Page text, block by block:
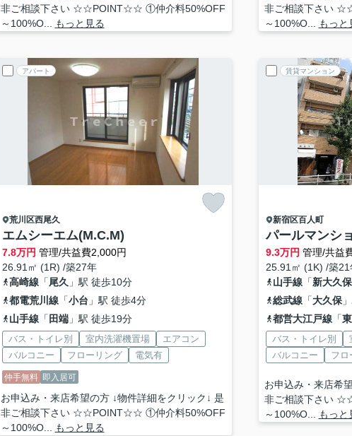
非ご相談下さい ☆☆POINT☆☆ ①仲介料50%OFF
～100%O...
もっと見る
非ご相談下さい
～100%O...
もっと
アパート
荒川区西尾久
エムシーエム(M.C.M)
7.8万円 管理/共益費2,000円
26.91㎡ (1R) /築27年
高崎線「尾久 」駅 徒歩10分
都電荒川線「小台 」駅 徒歩4分
山手線「 田端」駅 徒歩19分
バス・トイレ別 室内洗濯機置場
エアコン
バルコニー
フローリング 電気有
仲手無料 即入居可
お申込み・来店希望の方 ↓物件詳細をクリック↓ 是
非ご相談下さい ☆☆POINT☆☆ ①仲介料50%OFF
～100%O...
もっと見る
賃貸マンション
新宿区百人町
パールマンシ
9.3万円 管理/共益
25.91㎡ (1K) /築21
山手線「新大久保
総武線「大久保
都営大江戸線「
バス・トイレ別
バルコニー
フロ
お申込み・来店希
非ご相談下さい
～100%O...
もっと